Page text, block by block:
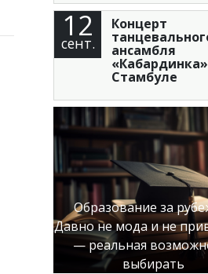
12
сент.
Концерт
ансамбля
Стамбуле
Образование за
Давно не мода и не
— реальная
выбирать